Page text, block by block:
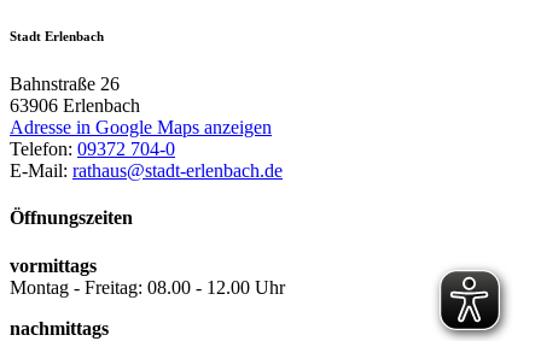
Stadt Erlenbach
Bahnstraße 26
63906 Erlenbach
Adresse in Google Maps anzeigen
Telefon: 09372 704-0
E-Mail: rathaus@stadt-erlenbach.de
Öffnungszeiten
vormittags
Montag - Freitag: 08.00 - 12.00 Uhr
nachmittags